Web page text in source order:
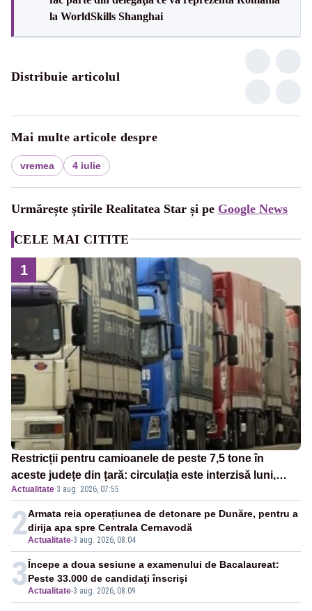
la WorldSkills Shanghai
Distribuie articolul
Mai multe articole despre
vremea 4 iulie
Urmărește știrile Realitatea Star și pe Google News
CELE MAI CITITE
1
Restricții pentru camioanele de peste 7,5 tone în
aceste județe din țară: circulația este interzisă luni,
între orele 12:00 și 20:00
Actualitate·3 aug. 2026, 07:55
2Actualitate-3 aug. 2026, 08:04
Armata reia operațiunea de detonare pe Dunăre, pentru a
dirija apa spre Centrala Cernavodă
3Actualitate-3 aug. 2026, 08:09
Începe a doua sesiune a examenului de Bacalaureat:
Peste 33.000 de candidaţi înscrişi